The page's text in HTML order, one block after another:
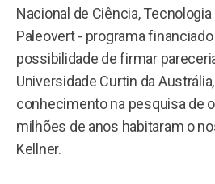
Nacional de Ciência,
Paleovert - programa
possibilidade de firmar
Universidade Curtin da
conhecimento na pesquisa de
milhões de anos habitaram o
Kellner.